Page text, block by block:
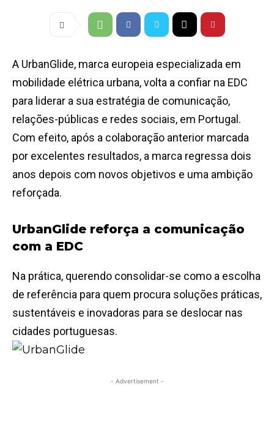
A UrbanGlide, marca europeia especializada em
mobilidade elétrica urbana, volta a confiar na EDC
para liderar a sua estratégia de comunicação,
relações-públicas e redes sociais, em Portugal.
Com efeito, após a colaboração anterior marcada
por excelentes resultados, a marca regressa dois
anos depois com novos objetivos e uma ambição
reforçada.
UrbanGlide reforça a comunicação
com a EDC
Na prática, querendo consolidar-se como a escolha
de referência para quem procura soluções práticas,
sustentáveis e inovadoras para se deslocar nas
cidades portuguesas.
- Advertisement -